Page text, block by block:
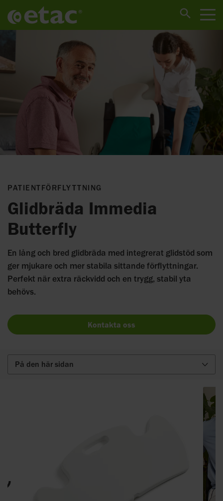
PATIENTFÖRFLYTTNING
Glidbräda Immedia
Butterfly
En lång och bred glidbräda med integrerat glidstöd som
ger mjukare och mer stabila sittande förflyttningar.
Perfekt när extra räckvidd och en trygg, stabil yta
behövs.
Kontakta oss
På den här sidan